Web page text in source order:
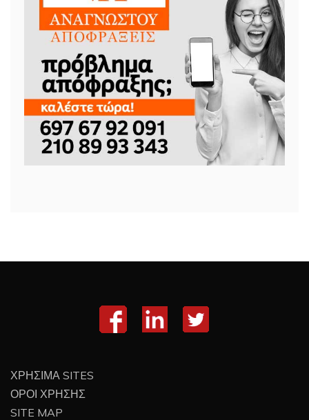
ΧΡΗΣΙΜΑ SITES
ΟΡΟΙ ΧΡΗΣΗΣ
SITE MAP